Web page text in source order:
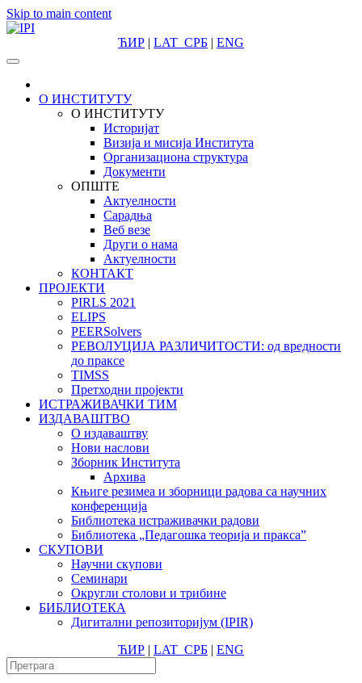
Skip to main content
ЋИР | LAT СРБ | ENG
О ИНСТИТУТУ
О ИНСТИТУТУ
Историјат
Визија и мисија Института
Организациона структура
Документи
ОПШТЕ
Актуелности
Сарадња
Веб везе
Други о нама
Актуелности
КОНТАКТ
ПРОЈЕКТИ
PIRLS 2021
ELIPS
PEERSolvers
РЕВОЛУЦИЈА РАЗЛИЧИТОСТИ: oд вредности
до праксе
TIMSS
Претходни пројекти
ИСТРАЖИВАЧКИ ТИМ
ИЗДАВАШТВО
О издаваштву
Нови наслови
Зборник Института
Архива
Књиге резимеа и зборници радова са научних
конференција
Библиотека истраживачки радови
Библиотека „Педагошка теорија и пракса”
СКУПОВИ
Научни скупови
Семинари
Округли столови и трибине
БИБЛИОТЕКА
Дигитални репозиторијум (IPIR)
ЋИР | LAT СРБ | ENG